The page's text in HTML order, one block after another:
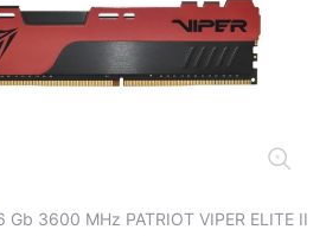
3600 MHz PATRIOT VIPER ELITE II